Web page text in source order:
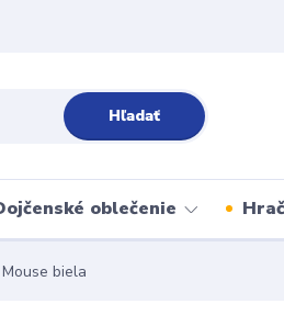
Hľadať
oblečenie
biela